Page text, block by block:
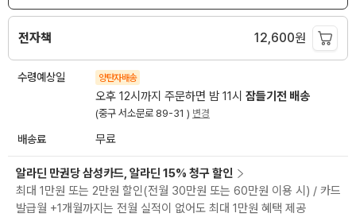
전자책 12,600원
수령예상일 양탄자배송
오후 12시까지 주문하면 밤 11시 잠들기전 배송
(중구 서소문로 89-31 ) 변경
배송료 무료
알라딘 만권당 삼성카드, 알라딘 15% 청구 할인
최대 1만원 또는 2만원 할인(전월 30만원 또는 60만원 이용 시) / 카드
발급월 +1개월까지는 전월 실적이 없어도 최대 1만원 혜택 제공